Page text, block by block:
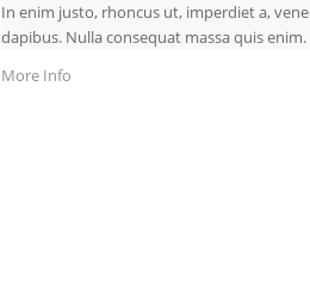
In enim justo, rhoncus ut, imperdiet a,
dapibus. Nulla consequat massa quis
More Info